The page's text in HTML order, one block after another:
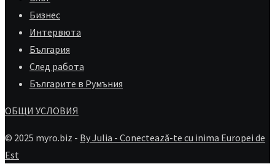
Бизнес
Интервюта
България
След работа
Българите в Румъния
ОБЩИ УСЛОВИЯ
© 2025 myro.biz - By Julia - Conectează-te cu inima Europei de
Est